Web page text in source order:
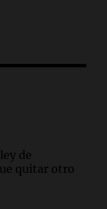
de
quitar otro